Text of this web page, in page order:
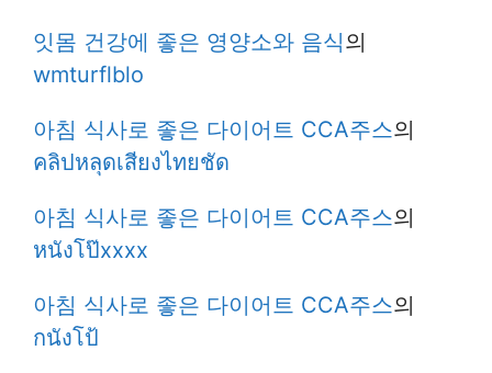
잇몸 건강에 좋은 영양소와 음식의
wmturflblo
아침 식사로 좋은 다이어트 CCA주스의
คลิปหลุดเสียงไทยชัด
아침 식사로 좋은 다이어트 CCA주스의
หนังโป๊xxxx
아침 식사로 좋은 다이어트 CCA주스의
กนังโป้